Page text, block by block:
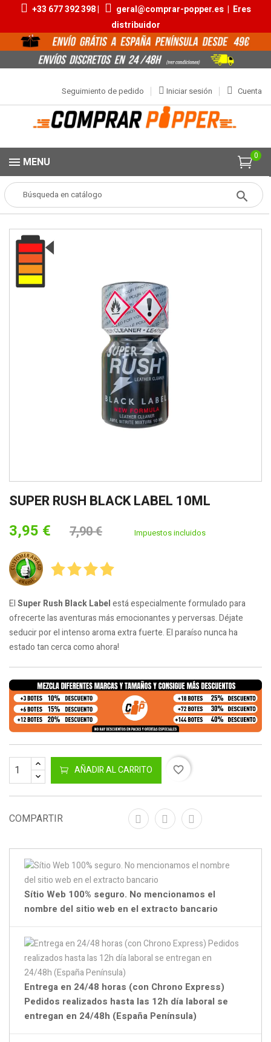
+33 677 392 398 | geral@comprar-popper.es| Eres
distribuidor
Cuenta
Iniciar sesión
Seguimiento de pedido
0
MENU
Popper Aromas Pequeños
SUPER RUSH BLACK LABEL 10ML
3,95 € 7,90 € Impuestos incluidos
ElSuper Rush Black Labelestá especialmente formulado para
ofrecerte las aventuras más emocionantes y perversas. Déjate
seducir por el intenso aroma extra fuerte. El paraíso nunca ha
estado tan cerca como ahora!
AÑADIR AL CARRITO favorite_border
COMPARTIR
Sítio Web 100% seguro. No mencionamos el
nombre del sitio web en el extracto bancario
Entrega en 24/48 horas (con Chrono Express)
Pedidos realizados hasta las 12h día laboral se
entregan en 24/48h (España Península)